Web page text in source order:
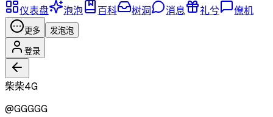
仪表盘
泡泡 百科 树洞 消息 礼兮 僚机
更多 发泡泡
登录
柴柴4G
@GGGGG